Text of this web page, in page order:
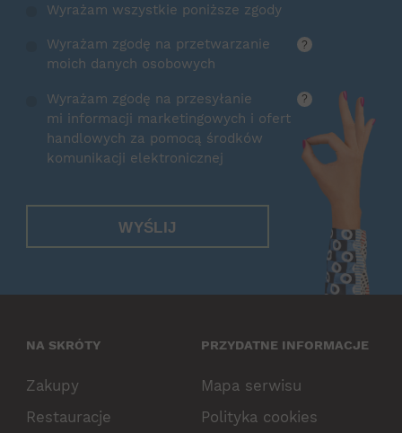
Wyrażam wszystkie poniższe zgody
Wyrażam zgodę na przetwarzanie
moich danych osobowych
?
Wyrażam zgodę na przesyłanie
mi informacji marketingowych i ofert
handlowych za pomocą środków
komunikacji elektronicznej
?
WYŚLIJ
NA SKRÓTY
Zakupy
Restauracje
PRZYDATNE INFORMACJE
Mapa serwisu
Polityka cookies